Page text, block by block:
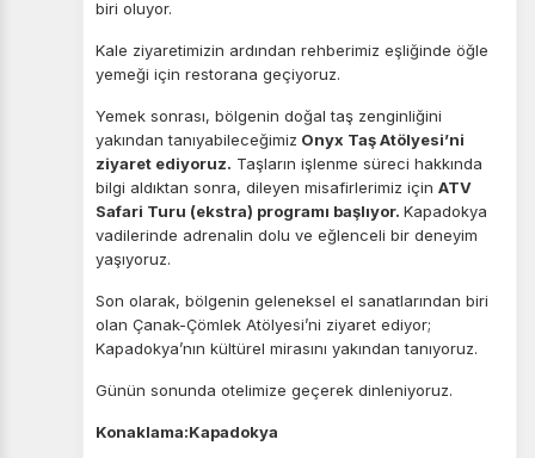
biri oluyor.
Kale ziyaretimizin ardından rehberimiz eşliğinde öğle
yemeği için restorana geçiyoruz.
Yemek sonrası, bölgenin doğal taş zenginliğini
yakından tanıyabileceğimiz Onyx Taş Atölyesi’ni
ziyaret ediyoruz. Taşların işlenme süreci hakkında
bilgi aldıktan sonra, dileyen misafirlerimiz için ATV
Safari Turu (ekstra) programı başlıyor. Kapadokya
vadilerinde adrenalin dolu ve eğlenceli bir deneyim
yaşıyoruz.
Son olarak, bölgenin geleneksel el sanatlarından biri
olan Çanak-Çömlek Atölyesi’ni ziyaret ediyor;
Kapadokya’nın kültürel mirasını yakından tanıyoruz.
Günün sonunda otelimize geçerek dinleniyoruz.
Konaklama:Kapadokya